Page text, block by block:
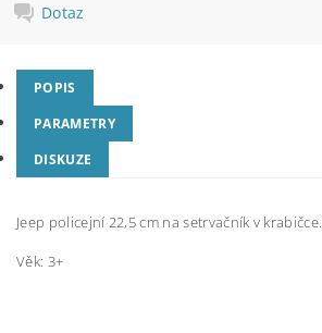
Dotaz
POPIS
PARAMETRY
DISKUZE
Jeep policejní 22,5 cm na setrvačník v krabičce.
Věk: 3+